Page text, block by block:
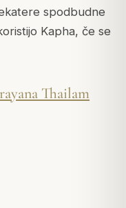
spodbudne
Kapha, če se
Thailam